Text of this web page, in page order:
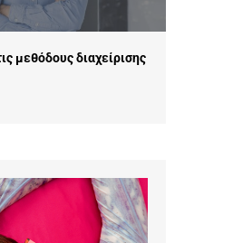
μεθόδους διαχείρισης